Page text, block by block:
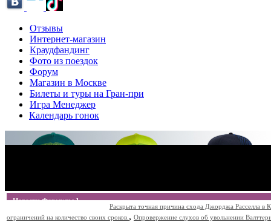
Отзывы
Интернет-магазин
Краудфандинг
Фото из поездок
Форум
Магазин в Москве
Билеты и туры на Гран-при
Игра Менеджер
Календарь гонок
Новости Формулы 1
Раскрыта точная причина схода Джорджа Расселла в
ограничений на количество своих сроков. , Опровержение слухов об увольнении